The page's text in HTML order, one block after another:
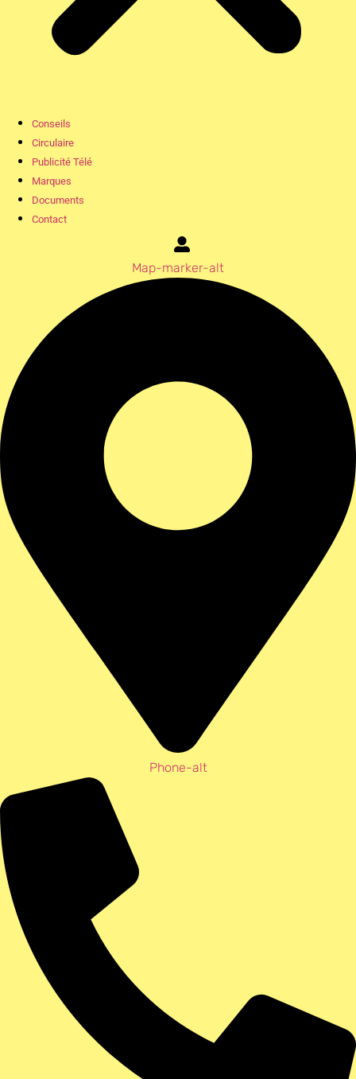
Conseils
Circulaire
Publicité Télé
Marques
Documents
Contact
Map-marker-alt
Phone-alt